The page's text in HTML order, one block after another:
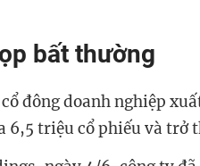
bất thường
đông doanh nghiệp
6,5 triệu cổ phiếu và trở